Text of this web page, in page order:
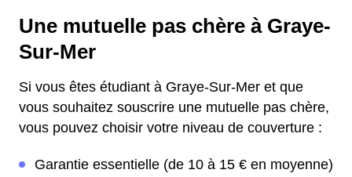
Une mutuelle pas chère à Graye-
Sur-Mer
Si vous êtes étudiant à Graye-Sur-Mer et que
vous souhaitez souscrire une mutuelle pas chère,
vous pouvez choisir votre niveau de couverture :
Garantie essentielle (de 10 à 15 € en moyenne)